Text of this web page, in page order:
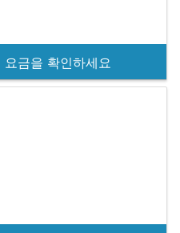
금을 확인하세요